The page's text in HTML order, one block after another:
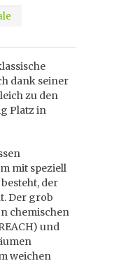
dank seiner
zu den
Platz in
mit speziell
der
Der grob
chemischen
und
weichen